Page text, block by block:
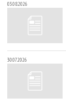
03.08.2026
30.07.2026